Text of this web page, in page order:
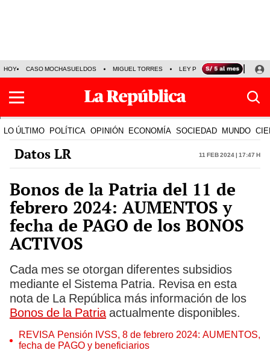
HOY CASO MOCHASUELDOS MIGUEL TORRES LEY PULPÍN PRECIO DEL
LO ÚLTIMO POLÍTICA OPINIÓN ECONOMÍA SOCIEDAD MUNDO
Datos LR 11 Feb 2024 | 17:47 h
Bonos de la Patria del 11 de
febrero 2024: AUMENTOS y
fecha de PAGO de los BONOS
ACTIVOS
Cada mes se otorgan diferentes subsidios
mediante el Sistema Patria. Revisa en esta
nota de La República más información de los
Bonos de la Patriaactualmente disponibles.
REVISA Pensión IVSS, 8 de febrero 2024: AUMENTOS,
fecha de PAGO y beneficiarios